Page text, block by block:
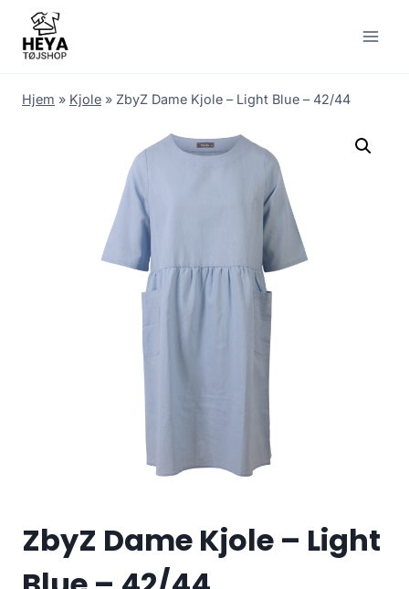
content
Hjem » Kjole » ZbyZ Dame Kjole – Light Blue – 42/44
ZbyZ Dame Kjole – Light